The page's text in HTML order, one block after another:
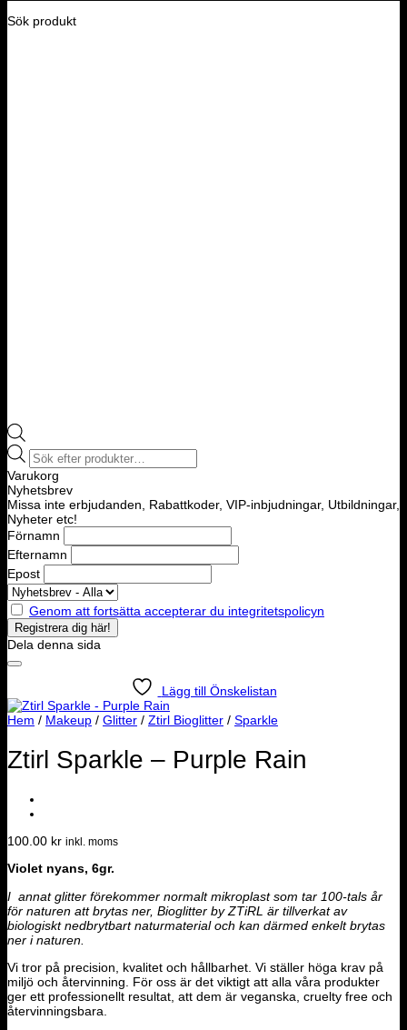
Sök produkt
Products
search
Varukorg
Nyhetsbrev
Missa inte erbjudanden, Rabattkoder, VIP-inbjudningar, Utbildningar,
Nyheter etc!
Förnamn
Efternamn
Epost
Genom att fortsätta accepterar du integritetspolicyn
Dela denna sida
Lägg till Önskelistan
Hem / Makeup / Glitter / Ztirl Bioglitter / Sparkle
Ztirl Sparkle – Purple Rain
100.00 kr inkl. moms
Violet nyans, 6gr.
I annat glitter förekommer normalt mikroplast som tar 100-tals år
för naturen att brytas ner, Bioglitter by ZTiRL är tillverkat av
biologiskt nedbrytbart naturmaterial och kan därmed enkelt brytas
ner i naturen.
Vi tror på precision, kvalitet och hållbarhet. Vi ställer höga krav på
miljö och återvinning. För oss är det viktigt att alla våra produkter
ger ett professionellt resultat, att dem är veganska, cruelty free och
återvinningsbara.